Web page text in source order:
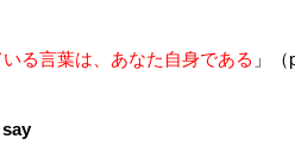
る言葉は、あなた自身である 」（